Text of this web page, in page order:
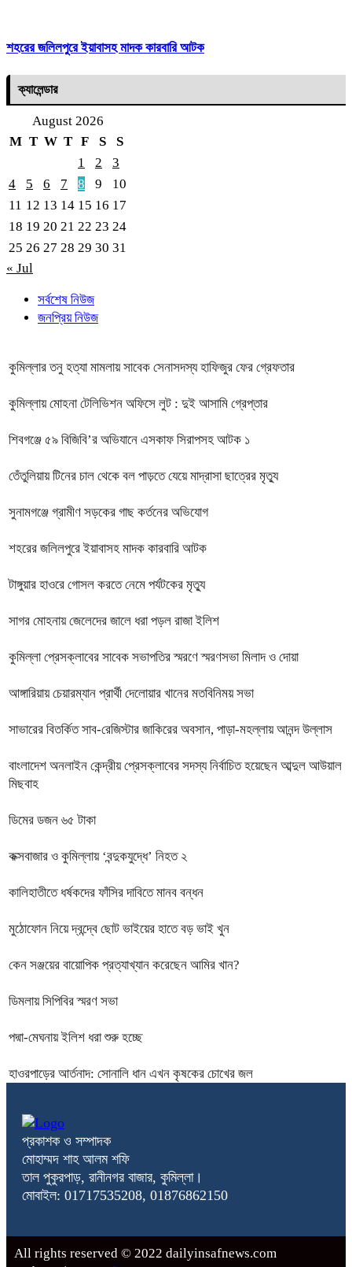
শহরের জলিলপুরে ইয়াবাসহ মাদক কারবারি আটক
ক্যালেন্ডার
August 2026
M T W T F S
S
1
2
3
4
5 6 7 8 9
10
11 12 13 14 15 16 17
18 19 20 21 22 23 24
25 26 27 28 29 30 31
« Jul
সর্বশেষ নিউজ
জনপ্রিয় নিউজ
কুমিল্লার তনু হত্যা মামলায় সাবেক সেনাসদস্য হাফিজুর ফের গ্রেফতার
কুমিল্লায় মোহনা টেলিভিশন অফিসে লুট : দুই আসামি গ্রেপ্তার
শিবগঞ্জে ৫৯ বিজিবি’র অভিযানে এসকাফ সিরাপসহ আটক ১
তেঁতুলিয়ায় টিনের চাল থেকে বল পাড়তে যেয়ে মাদ্রাসা ছাত্রের মৃত্যু
সুনামগঞ্জে গ্রামীণ সড়কের গাছ কর্তনের অভিযোগ
শহরের জলিলপুরে ইয়াবাসহ মাদক কারবারি আটক
টাঙ্গুয়ার হাওরে গোসল করতে নেমে পর্যটকের মৃত্যু
সাগর মোহনায় জেলেদের জালে ধরা পড়ল রাজা ইলিশ
কুমিল্লা প্রেসক্লাবের সাবেক সভাপতির স্মরণে স্মরণসভা মিলাদ ও দোয়া
আঙ্গারিয়ায় চেয়ারম্যান প্রার্থী দেলোয়ার খানের মতবিনিময় সভা
সাভারের বিতর্কিত সাব-রেজিস্টার জাকিরের অবসান, পাড়া-মহল্লায় আনন্দ উল্লাস
বাংলাদেশ অনলাইন কেন্দ্রীয় প্রেসক্লাবের সদস্য নির্বাচিত হয়েছেন আব্দুল আউয়াল
মিছবাহ
ডিমের ডজন ৬৫ টাকা
কক্সবাজার ও কুমিল্লায় ‘বন্দুকযুদ্ধে’ নিহত ২
কালিহাতীতে ধর্ষকদের ফাঁসির দাবিতে মানব বন্ধন
মুঠোফোন নিয়ে দ্বন্দ্বে ছোট ভাইয়ের হাতে বড় ভাই খুন
কেন সঞ্জয়ের বায়োপিক প্রত্যাখ্যান করেছেন আমির খান?
ডিমলায় সিপিবির স্মরণ সভা
পদ্মা-মেঘনায় ইলিশ ধরা শুরু হচ্ছে
হাওরপাড়ের আর্তনাদ: সোনালি ধান এখন কৃষকের চোখের জল
প্রকাশক ও সম্পাদক
মোহাম্মদ শাহ আলম শফি
তাল পুকুরপাড়, রানীনগর বাজার, কুমিল্লা।
মোবাইল: 01717535208, 01876862150
All rights reserved © 2022 dailyinsafnews.com